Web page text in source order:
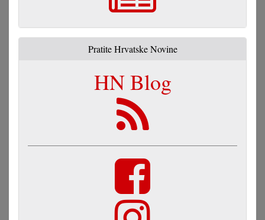
Pratite Hrvatske Novine
HN Blog